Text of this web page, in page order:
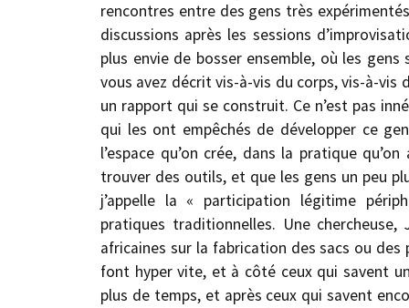
rencontres entre des gens très
discussions après les sessions
plus envie de bosser ensemble, où les
vous avez décrit vis-à-vis du corps, vis-à-vis
un rapport qui se construit. Ce n’est pas
qui les ont empêchés de développer ce
l’espace qu’on crée, dans la pratique
trouver des outils, et que les gens un peu
j’appelle la « participation légitime
pratiques traditionnelles. Une
africaines sur la fabrication des sacs ou
font hyper vite, et à côté ceux qui savent
plus de temps, et après ceux qui savent